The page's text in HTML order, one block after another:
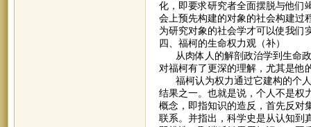
化，即要求研究者全面摆脱与他们
会上预先构建的对象的社会构建过
为研究对象的社会学才可以使我们
四、福柯的生命权力观（补）
从肉体人的解剖政治学到生命政
对福柯有了更深的理解，尤其是他
福柯认为权力通过它建构的个人
结果之一。也就是说，个人不是权
概念，即指知识的造反，首先反对
联系。并指出，科学史是从认知到